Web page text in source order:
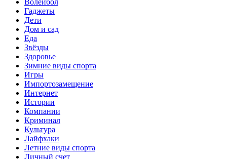
Волейбол
Гаджеты
Дети
Дом и сад
Еда
Звёзды
Здоровье
Зимние виды спорта
Игры
Импортозамещение
Интернет
Истории
Компании
Криминал
Культура
Лайфхаки
Летние виды спорта
Личный счет